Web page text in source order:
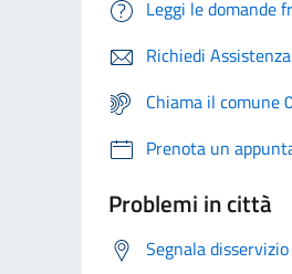
Leggi le domande
Richiedi Assistenza
Chiama il comune
Prenota un
Problemi in città
Segnala disservizio